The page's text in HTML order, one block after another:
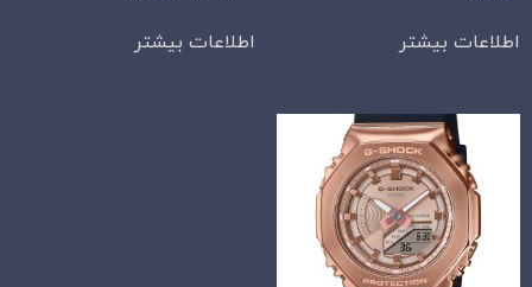
اطلاعات بیشتر اطلاعات بیشتر